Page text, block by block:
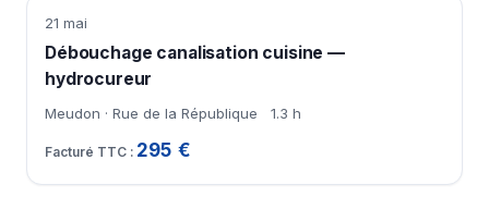
21 mai
Débouchage canalisation cuisine —
hydrocureur
Meudon · Rue de la République 1.3 h
295 €